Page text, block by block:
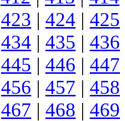
423 | 424 | 425
434 | 435 | 436
445 | 446 | 447
456 | 457 | 458
467 | 468 | 469